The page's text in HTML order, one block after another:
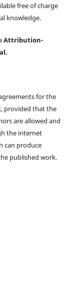
free of charge
knowledge.
Attribution-
for the
provided that the
are allowed and
the internet
can produce
published work.